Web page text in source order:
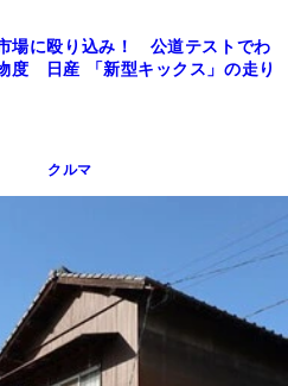
場に殴り込み！ 公道テストでわ
度 日産 「新型キックス」の走り
クルマ